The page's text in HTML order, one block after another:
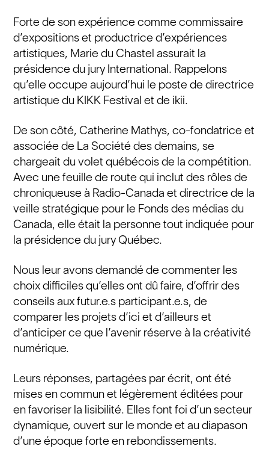
Forte de son expérience comme commissaire
d’expositions et productrice d’expériences
artistiques, Marie du Chastel assurait la
présidence du jury International. Rappelons
qu’elle occupe aujourd’hui le poste de directrice
artistique du KIKK Festival et de ikii.
De son côté, Catherine Mathys, co-fondatrice et
associée de La Société des demains, se
chargeait du volet québécois de la compétition.
Avec une feuille de route qui inclut des rôles de
chroniqueuse à Radio-Canada et directrice de la
veille stratégique pour le Fonds des médias du
Canada, elle était la personne tout indiquée pour
la présidence du jury Québec.
Nous leur avons demandé de commenter les
choix difficiles qu’elles ont dû faire, d’offrir des
conseils aux futur.e.s participant.e.s, de
comparer les projets d’ici et d’ailleurs et
d’anticiper ce que l’avenir réserve à la créativité
numérique.
Leurs réponses, partagées par écrit, ont été
mises en commun et légèrement éditées pour
en favoriser la lisibilité. Elles font foi d’un secteur
dynamique, ouvert sur le monde et au diapason
d’une époque forte en rebondissements.